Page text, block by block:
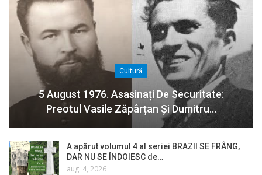
Cultură
5 August 1976. Asasinați De Securitate:
Preotul Vasile Zăpârțan Și Dumitru…
A apărut volumul 4 al seriei BRAZII SE FRÂNG,
DAR NU SE ÎNDOIESC de…
aug. 4, 2026